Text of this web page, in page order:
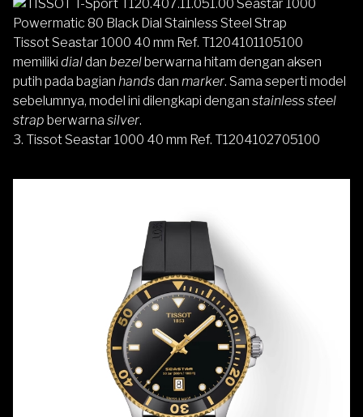
Tissot Seastar 1000 40 mm Ref. T1204101105100
memiliki dialdan bezelberwarna hitam dengan aksen
putih pada bagian handsdan marker. Sama seperti model
sebelumnya, model ini dilengkapi dengan stainless steel
strap berwarna silver.
3. Tissot Seastar 1000 40 mm Ref. T1204102705100